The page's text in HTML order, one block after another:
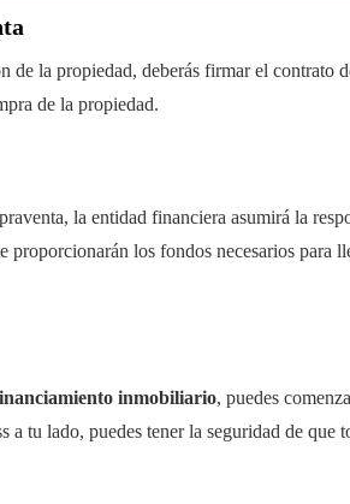
de la propiedad, deberás firmar el contrato
de la propiedad.
la entidad financiera asumirá la
proporcionarán los fondos necesarios para
inmobiliario, puedes
a tu lado, puedes tener la seguridad de que